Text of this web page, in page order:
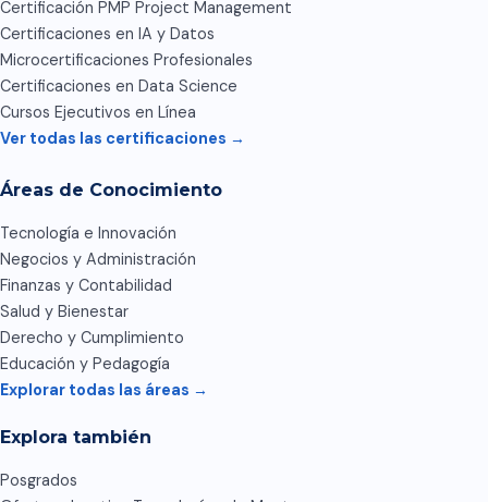
Certificación PMP Project Management
Certificaciones en IA y Datos
Microcertificaciones Profesionales
Certificaciones en Data Science
Cursos Ejecutivos en Línea
Ver todas las certificaciones →
Áreas de Conocimiento
Tecnología e Innovación
Negocios y Administración
Finanzas y Contabilidad
Salud y Bienestar
Derecho y Cumplimiento
Educación y Pedagogía
Explorar todas las áreas →
Explora también
Posgrados